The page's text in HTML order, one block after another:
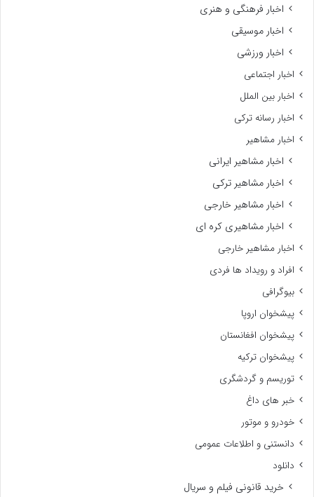
اخبار فرهنگی و هنری
اخبار موسیقی
اخبار ورزشی
اخبار اجتماعی
اخبار بین الملل
اخبار رسانه ترکی
اخبار مشاهیر
اخبار مشاهیر ایرانی
اخبار مشاهیر ترکی
اخبار مشاهیر خارجی
اخبار مشاهیری کره ای
اخبار مشاهیر خارجی
افراد و رویداد ها فردی
بیوگرافی
پیشخوان اروپا
پیشخوان افغانستان
پیشخوان ترکیه
توریسم و گردشگری
خبر های داغ
خودرو و موتور
دانستنی و اطلاعات عمومی
دانلود
خرید قانونی فیلم و سریال